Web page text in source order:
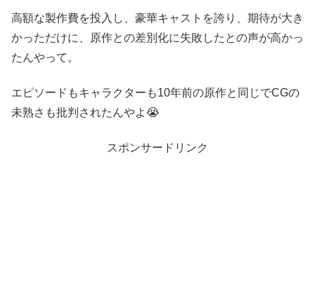
高額な製作費を投入し、豪華キャストを誇り、期待が大き
かっただけに、原作との差別化に失敗したとの声が高かっ
たんやって。
エピソードもキャラクターも10年前の原作と同じでCGの
未熟さも批判されたんやよ😭
スポンサードリンク